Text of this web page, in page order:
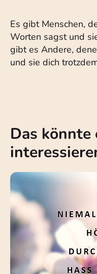
Es gibt Menschen,
Worten sagst und
gibt es Andere,
und sie dich
Das könnte